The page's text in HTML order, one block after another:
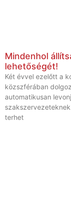
Mindenhol
lehetőségét!
Két évvel ezelőtt a
közszférában
automatikusan
terhet